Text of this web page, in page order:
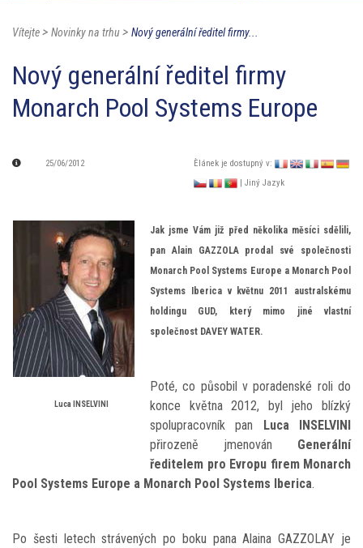
Vítejte> Novinky na trhu> Nový generální ředitel firmy...
Nový generální ředitel firmy
Monarch Pool Systems Europe
25/06/2012
Èlánek je dostupný v:
| Jiný Jazyk
Luca INSELVINI
Jak jsme Vám již před několika měsíci sdělili,
pan Alain GAZZOLA prodal své společnosti
Monarch Pool Systems Europe a Monarch Pool
Systems Iberica v květnu 2011 australskému
holdingu GUD, který mimo jiné vlastní
společnost DAVEY WATER.
Poté, co působil v poradenské roli do
konce května 2012, byl jeho blízký
spolupracovník pan
Luca INSELVINI
přirozeně jmenován Generální
ředitelem pro Evropu firem Monarch
Pool Systems Europe a Monarch Pool Systems Iberica.
Po šesti letech strávených po boku pana Alaina GAZZOLAY je